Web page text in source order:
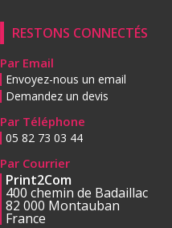
RESTONS CONNECTÉS
Par Email
Envoyez-nous un email
Demandez un devis
Par Téléphone
05 82 73 03 44
Par Courrier
Print2Com
400 chemin de Badaillac
82 000 Montauban
France